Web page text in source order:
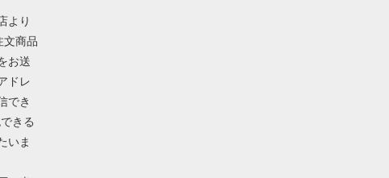
より
文商品
お送
ドレ
でき
きる
いま